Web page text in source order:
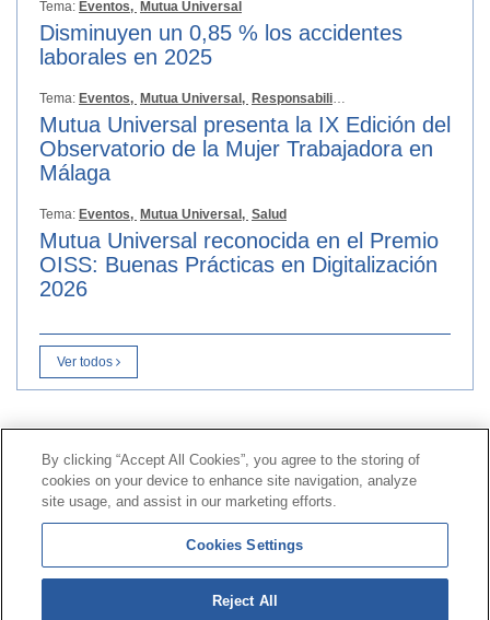
Tema: Eventos, Mutua Universal
Disminuyen un 0,85 % los accidentes
laborales en 2025
Tema: Eventos, Mutua Universal, Responsabilidad Social
Mutua Universal presenta la IX Edición del
Observatorio de la Mujer Trabajadora en
Málaga
Tema: Eventos, Mutua Universal, Salud
Mutua Universal reconocida en el Premio
OISS: Buenas Prácticas en Digitalización
2026
Ver todos
Línea Universal 900 203 203|Zona Privada Comisión de
Prestaciones Especiales|Zona Privada Proveedor
Sanitario
© Mutua Universal 2026 | Mapa del sitio | Aviso legal
Política de Protección de Datos
By clicking “Accept All Cookies”, you agree to the storing of
cookies on your device to enhance site navigation, analyze
site usage, and assist in our marketing efforts.
Cookies Settings
Reject All